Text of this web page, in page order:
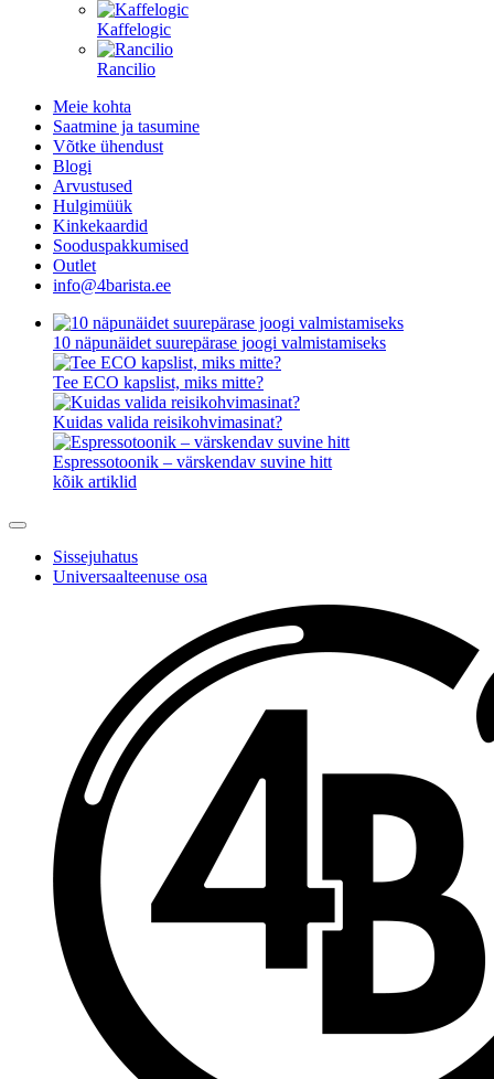
Kaffelogic
Rancilio
Meie kohta
Saatmine ja tasumine
Võtke ühendust
Blogi
Arvustused
Hulgimüük
Kinkekaardid
Sooduspakkumised
Outlet
info@4barista.ee
10 näpunäidet suurepärase joogi valmistamiseks
Tee ECO kapslist, miks mitte?
Kuidas valida reisikohvimasinat?
Espressotoonik – värskendav suvine hitt
kõik artiklid
Sissejuhatus
Universaalteenuse osa